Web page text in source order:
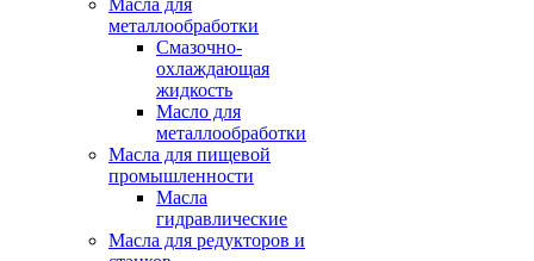
Масла для
металлообработки
Смазочно-
охлаждающая
жидкость
Масло для
металлообработки
Масла для пищевой
промышленности
Масла
гидравлические
Масла для редукторов и